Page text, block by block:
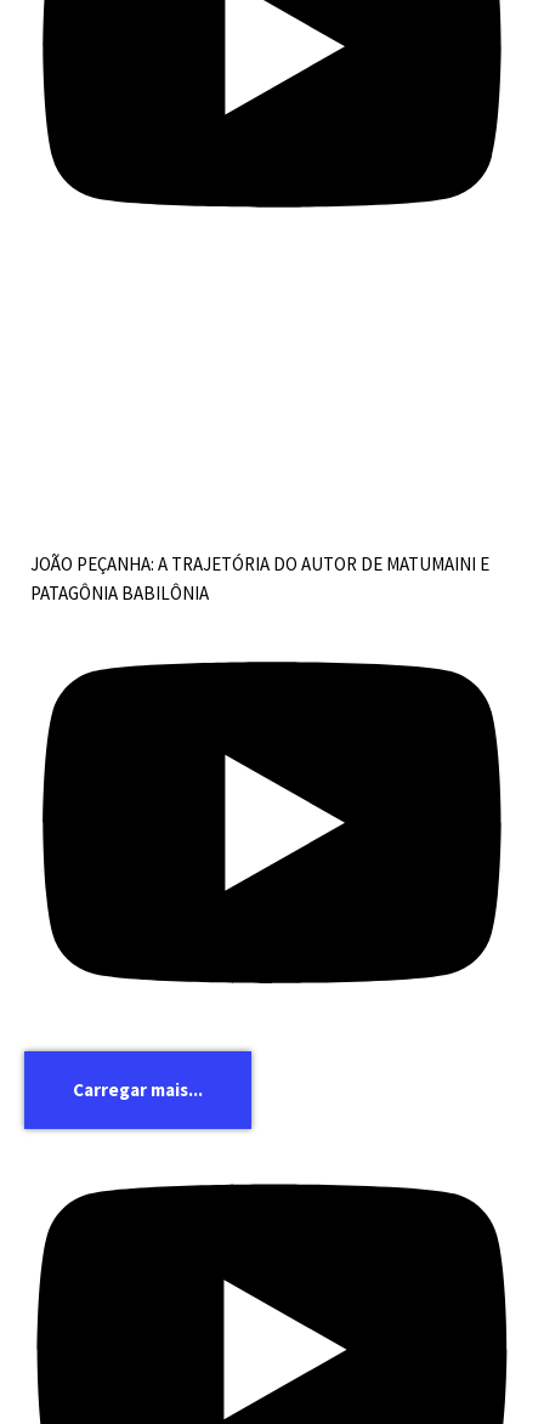
JOÃO PEÇANHA: A TRAJETÓRIA DO AUTOR DE MATUMAINI E
PATAGÔNIA BABILÔNIA
Carregar mais...